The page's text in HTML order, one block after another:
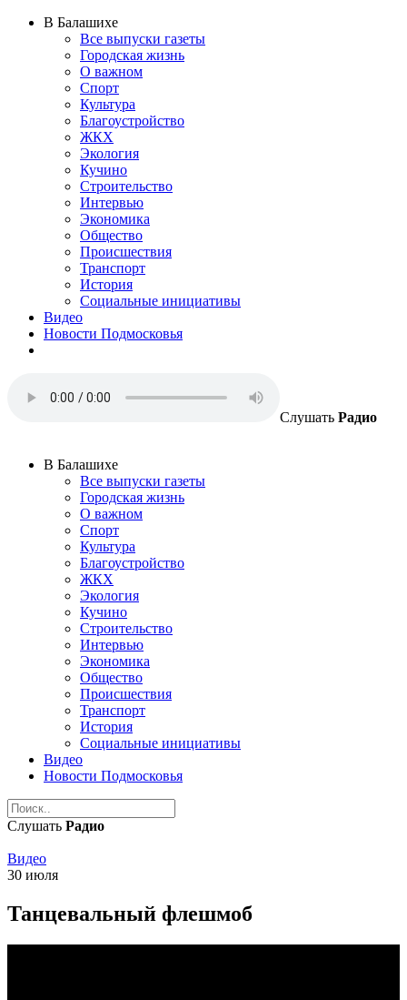
В Балашихе
Все выпуски газеты
Городская жизнь
О важном
Спорт
Культура
Благоустройство
ЖКХ
Экология
Кучино
Строительство
Интервью
Экономика
Общество
Происшествия
Транспорт
История
Социальные инициативы
Видео
Новости Подмосковья
Слушать Радио
В Балашихе
Все выпуски газеты
Городская жизнь
О важном
Спорт
Культура
Благоустройство
ЖКХ
Экология
Кучино
Строительство
Интервью
Экономика
Общество
Происшествия
Транспорт
История
Социальные инициативы
Видео
Новости Подмосковья
Слушать Радио
Видео
30 июля
Танцевальный флешмоб